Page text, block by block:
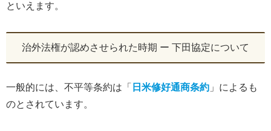
といえます。
治外法権が認めさせられた時期 ー 下田協定について
一般的には、不平等条約は「 日米修好通商条約 」によるも
のとされています。